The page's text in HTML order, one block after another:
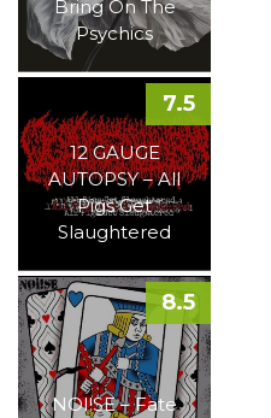
Bring On The
Psychics
12 GAUGE
AUTOPSY – All
Pigs Get
Slaughtered
7.5
NOI!SE – Fate
8.5